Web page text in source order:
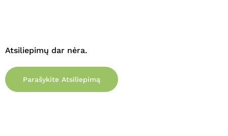
Atsiliepimų dar nėra.
Parašykite Atsiliepimą